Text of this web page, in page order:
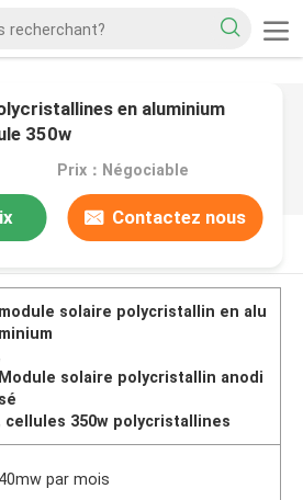
en aluminium
350w
Prix：Négociable
Contactez nous
module solaire polycristallin en alu
minium
Module solaire polycristallin anodi
sé
cellules 350w polycristallines
40mw par mois